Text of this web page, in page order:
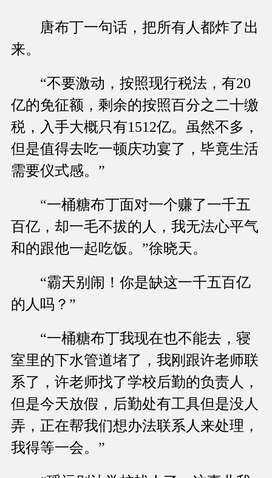
唐布丁一句话，把所有人都炸了出
来。
“不要激动，按照现行税法，有20
亿的免征额，剩余的按照百分之二十缴
税，入手大概只有1512亿。虽然不多，
但是值得去吃一顿庆功宴了，毕竟生活
需要仪式感。”
“一桶糖布丁面对一个赚了一千五
百亿，却一毛不拔的人，我无法心平气
和的跟他一起吃饭。”徐晓天。
“霸天别闹！你是缺这一千五百亿
的人吗？”
“一桶糖布丁我现在也不能去，寝
室里的下水管道堵了，我刚跟许老师联
系了，许老师找了学校后勤的负责人，
但是今天放假，后勤处有工具但是没人
弄，正在帮我们想办法联系人来处理，
我得等一会。”